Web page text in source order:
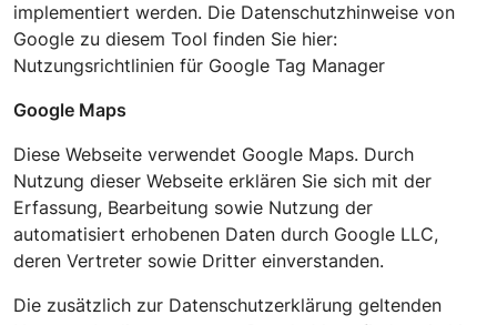
implementiert werden. Die Datenschutzhinweise von
Google zu diesem Tool finden Sie hier:
Nutzungsrichtlinien für Google Tag Manager
Google Maps
Diese Webseite verwendet Google Maps. Durch
Nutzung dieser Webseite erklären Sie sich mit der
Erfassung, Bearbeitung sowie Nutzung der
automatisiert erhobenen Daten durch Google LLC,
deren Vertreter sowie Dritter einverstanden.
Die zusätzlich zur Datenschutzerklärung geltenden